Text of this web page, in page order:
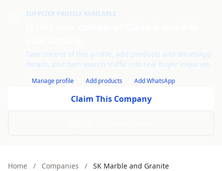
SUPPLIER PROFILE AVAILABLE
Take control of this profile, add products and WhatsApp
details, and turn search traffic into real buyer inquiries.
Manage profile Add products Add WhatsApp
Claim This Company
Home / Companies / SK Marble and Granite